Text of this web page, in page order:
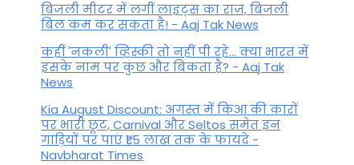
नए साल में 8 अक्टूबर तक इन राशि
वालों के दिन बीतेंगे मस्ती में, देव
गुरु की रहेगी असीम कृपा!
By January 7, 2024
बिजली मीटर में लगीं लाइट्स का राज़, बिजली
बिल कम कर सकता है! - Aaj Tak News
कहीं 'नकली' व्हिस्की तो नहीं पी रहे... क्या भारत में
इसके नाम पर कुछ और बिकता है? - Aaj Tak
News
Kia August Discount: अगस्त में किआ की कारों
पर भारी छूट, Carnival और Seltos समेत इन
गाड़ियों पर पाएं ₹1.5 लाख तक के फायदे -
Navbharat Times